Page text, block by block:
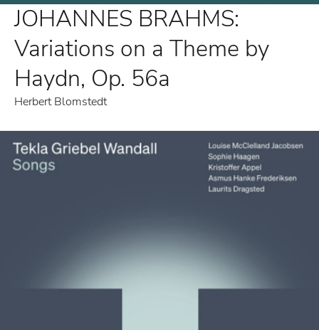
JOHANNES BRAHMS:
Variations on a Theme by
Haydn, Op. 56a
Herbert Blomstedt